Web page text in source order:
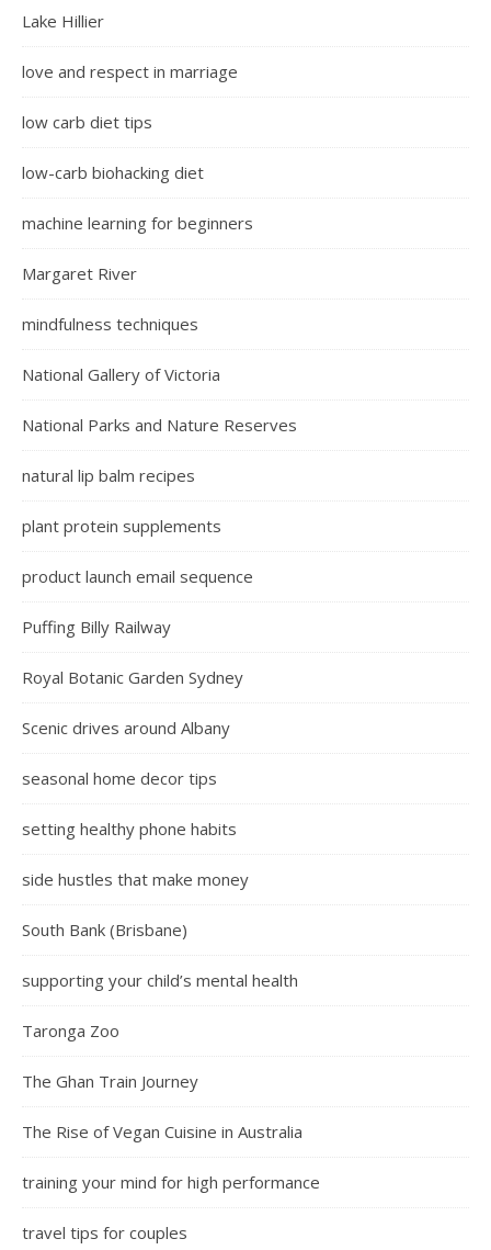
Lake Hillier
love and respect in marriage
low carb diet tips
low-carb biohacking diet
machine learning for beginners
Margaret River
mindfulness techniques
National Gallery of Victoria
National Parks and Nature Reserves
natural lip balm recipes
plant protein supplements
product launch email sequence
Puffing Billy Railway
Royal Botanic Garden Sydney
Scenic drives around Albany
seasonal home decor tips
setting healthy phone habits
side hustles that make money
South Bank (Brisbane)
supporting your child’s mental health
Taronga Zoo
The Ghan Train Journey
The Rise of Vegan Cuisine in Australia
training your mind for high performance
travel tips for couples